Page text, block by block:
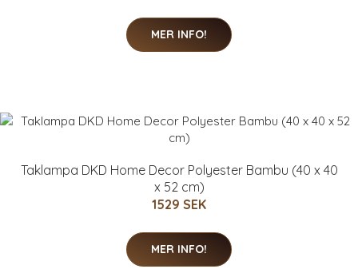
MER INFO!
Taklampa DKD Home Decor Polyester Bambu (40 x 40
x 52 cm)
1529 SEK
MER INFO!